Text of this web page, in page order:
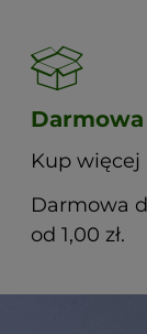
Kup więcej
Darmowa
od 1,00 zł.